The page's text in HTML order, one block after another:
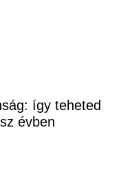
így teheted
évben